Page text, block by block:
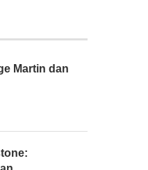
Martin dan